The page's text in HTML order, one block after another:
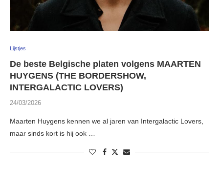
Lijstjes
De beste Belgische platen volgens MAARTEN
HUYGENS (THE BORDERSHOW,
INTERGALACTIC LOVERS)
24/03/2026
Maarten Huygens kennen we al jaren van Intergalactic Lovers,
maar sinds kort is hij ook …